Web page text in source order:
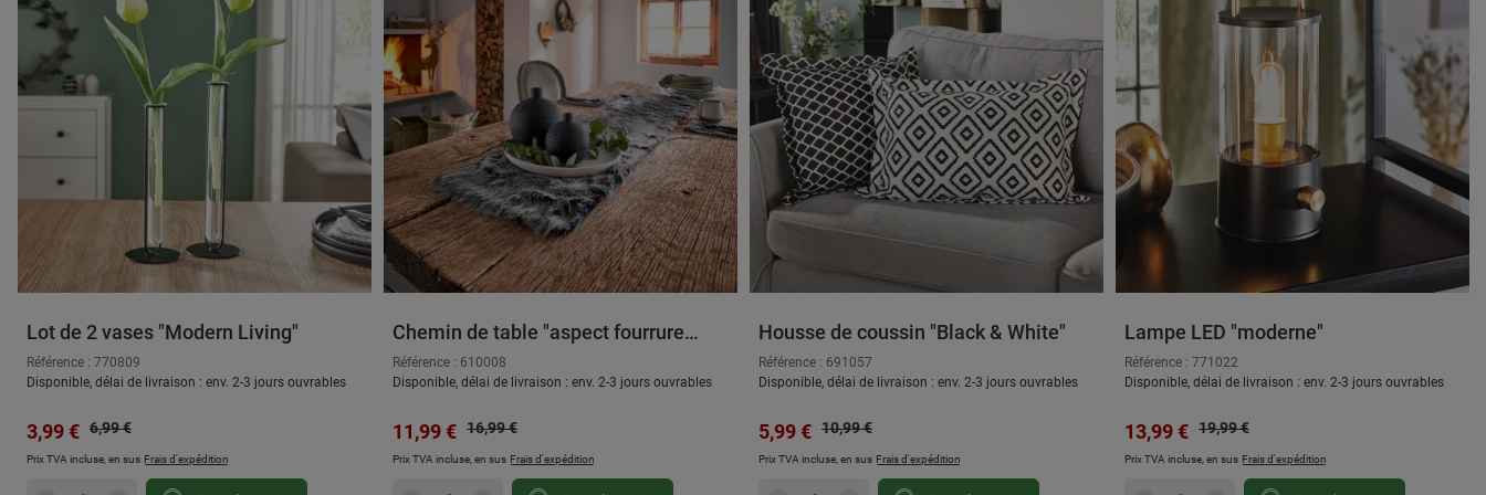
Lot de 2 vases "Modern Living"
Référence : 770809
Disponible, délai de livraison : env. 2-3 jours ouvrables
Prix de vente :
3,99 € Prix régulier :
6,99 €
Prix TVA incluse, en sus Frais d'expédition
Chemin de table "aspect fourrure
foncée"
Référence : 610008
Disponible, délai de livraison : env. 2-3 jours ouvrables
Prix de vente :
11,99 € Prix régulier :
16,99 €
Prix TVA incluse, en sus Frais d'expédition
Housse de coussin "Black & White"
Référence : 691057
Disponible, délai de livraison : env. 2-3 jours ouvrables
Prix de vente :
5,99 € Prix régulier :
10,99 €
Prix TVA incluse, en sus Frais d'expédition
Lampe LED "moderne"
Référence : 771022
Disponible, délai de livraison : env. 2-3 jours ouvrables
Prix de vente :
13,99 € Prix régulier :
19,99 €
Prix TVA incluse, en sus Frais d'expédition